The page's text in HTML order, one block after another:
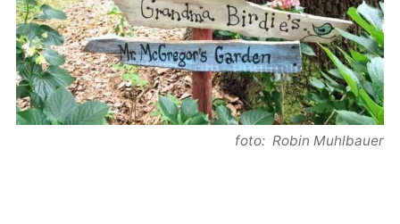
foto: Robin Muhlbauer